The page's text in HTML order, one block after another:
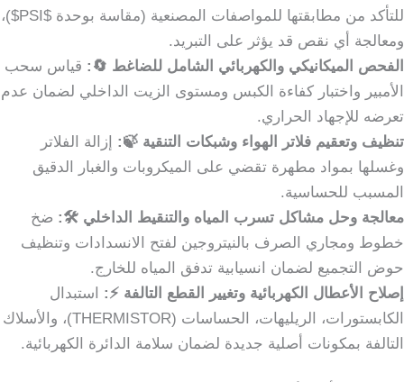
للتأكد من مطابقتها للمواصفات المصنعية (مقاسة بوحدة $PSI$)،
ومعالجة أي نقص قد يؤثر على التبريد.
الفحص الميكانيكي والكهربائي الشامل للضاغط 🔄: قياس سحب
الأمبير واختبار كفاءة الكبس ومستوى الزيت الداخلي لضمان عدم
تعرضه للإجهاد الحراري.
تنظيف وتعقيم فلاتر الهواء وشبكات التنقية 🍃: إزالة الفلاتر
وغسلها بمواد مطهرة تقضي على الميكروبات والغبار الدقيق
المسبب للحساسية.
معالجة وحل مشاكل تسرب المياه والتنقيط الداخلي 🛠️: ضخ
خطوط ومجاري الصرف بالنيتروجين لفتح الانسدادات وتنظيف
حوض التجميع لضمان انسيابية تدفق المياه للخارج.
إصلاح الأعطال الكهربائية وتغيير القطع التالفة ⚡: استبدال
الكابستورات، الريليهات، الحساسات (THERMISTOR)، والأسلاك
التالفة بمكونات أصلية جديدة لضمان سلامة الدائرة الكهربائية.